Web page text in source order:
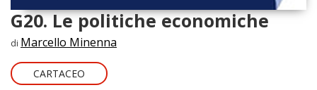
G20. Le politiche economiche
di Marcello Minenna
CARTACEO